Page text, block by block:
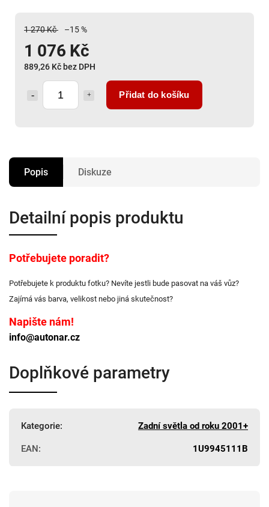
1 270 Kč –15 %
1 076 Kč
889,26 Kč bez DPH
Přidat do košíku
Popis Diskuze
Detailní popis produktu
Potřebujete poradit?
Potřebujete k produktu fotku? Nevíte jestli bude pasovat na váš vůz?
Zajímá vás barva, velikost nebo jiná skutečnost?
Napište nám!
info@autonar.cz
Doplňkové parametry
Kategorie: Zadní světla od roku 2001+
EAN: 1U9945111B